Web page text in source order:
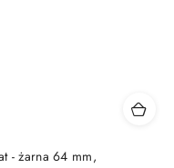
- żarna 64 mm,